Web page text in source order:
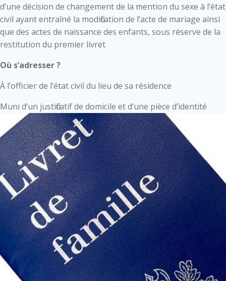
d’une décision de changement de la mention du sexe à l’état
civil ayant entraîné la modification de l’acte de mariage ainsi
que des actes de naissance des enfants, sous réserve de la
restitution du premier livret
Où s’adresser ?
À l’officier de l’état civil du lieu de sa résidence
Muni d’un justificatif de domicile et d’une pièce d’identité